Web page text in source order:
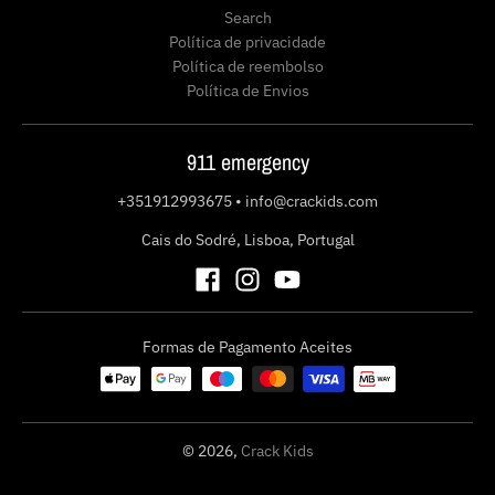
Search
Política de privacidade
Política de reembolso
Política de Envios
911 emergency
+351912993675 • info@crackids.com
Cais do Sodré, Lisboa, Portugal
Formas de Pagamento Aceites
© 2026, Crack Kids